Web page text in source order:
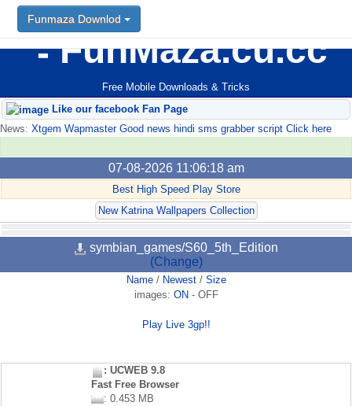
FunMaza.cu.cc
Free Mobile Downloads & Tricks
Funmaza Downlod
Like our facebook Fan Page
News: Xtgem Wapmaster Good news hindi sms grabber script Click here
07-08-2026 11:06:18 am
Best High Speed Play Store
New Katrina Wallpapers Collection
symbian_games/S60_5th_Edition
(Change)
Name/ Newest/ Size
images: ON - OFF
Play Live 3gp!!
: UCWEB 9.8
Fast Free Browser
: 0.453 MB